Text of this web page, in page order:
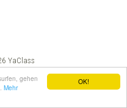
OK!
gehen
Mehr
YaClass
AGB